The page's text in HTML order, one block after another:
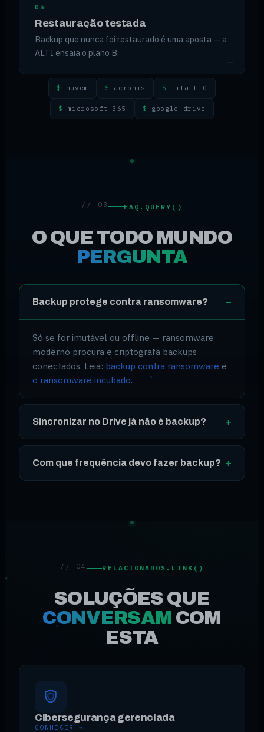
05
Restauração testada
Backup que nunca foi restaurado é uma aposta — a
ALTI ensaia o plano B.
nuvem acronis fita LTO
microsoft 365 google drive
// 03 FAQ.QUERY()
O QUE TODO MUNDO
PERGUNTA
Backup protege contra ransomware? −
Só se for imutável ou offline — ransomware
moderno procura e criptografa backups
conectados. Leia: backup contra ransomware e
o ransomware incubado.
Sincronizar no Drive já não é backup? +
Com que frequência devo fazer backup? +
// 04 RELACIONADOS.LINK()
SOLUÇÕES QUE
CONVERSAM COM
ESTA
Cibersegurança gerenciada
CONHECER →